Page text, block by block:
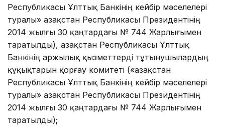
Республикасы Ұлттық Банкінің кейбір мәселелері
туралы» Қазақстан Республикасы Президентінің
2014 жылғы 30 қаңтардағы № 744 Жарлығымен
таратылды), Қазақстан Республикасы Ұлттық
Банкінің Қаржылық қызметтерді тұтынушылардың
құқықтарын қорғау комитеті («Қазақстан
Республикасы Ұлттық Банкінің кейбір мәселелері
туралы» Қазақстан Республикасы Президентінің
2014 жылғы 30 қаңтардағы № 744 Жарлығымен
таратылды);